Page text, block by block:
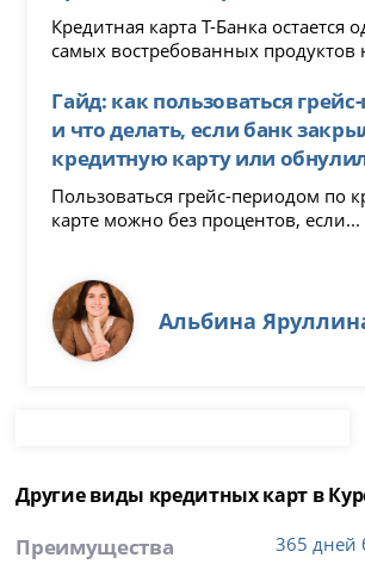
Кредитная карта Т-Банка остается
самых востребованных продуктов
Гайд: как пользоваться
и что делать, если банк
кредитную карту или
Пользоваться грейс-периодом по
карте можно без процентов, если...
Альбина
Другие виды кредитных карт в
Преимущества 365 дней